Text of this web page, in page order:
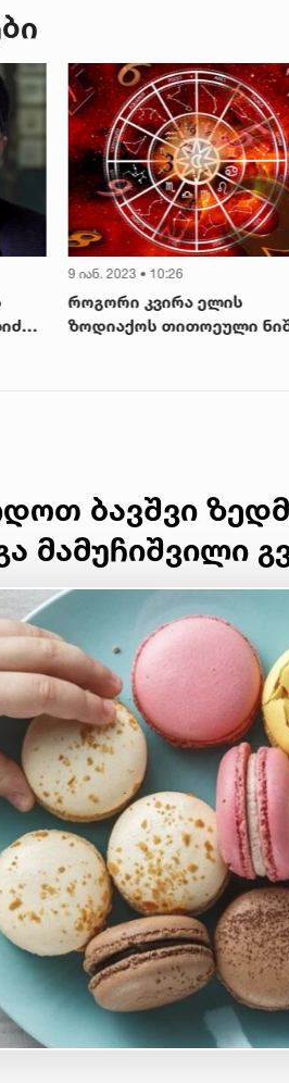
9 იან. 2023 • 10:26
როგორი კვირა ელის
ზოდიაქოს თითოეული
ბავშვი
მამუჩიშვილი